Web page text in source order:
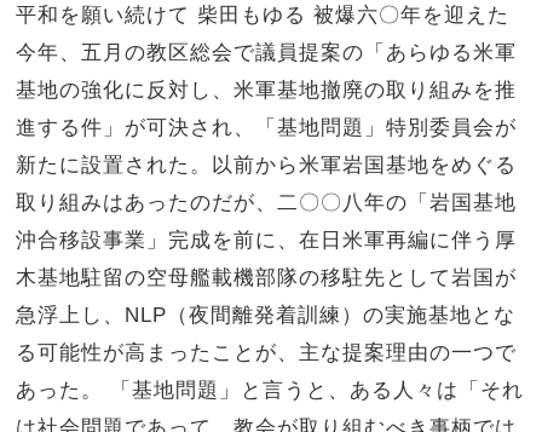
平和を願い続けて 柴田もゆる 被爆六〇年を迎えた
今年、五月の教区総会で議員提案の「あらゆる米軍
基地の強化に反対し、米軍基地撤廃の取り組みを推
進する件」が可決され、「基地問題」特別委員会が
新たに設置された。以前から米軍岩国基地をめぐる
取り組みはあったのだが、二〇〇八年の「岩国基地
沖合移設事業」完成を前に、在日米軍再編に伴う厚
木基地駐留の空母艦載機部隊の移駐先として岩国が
急浮上し、NLP（夜間離発着訓練）の実施基地とな
る可能性が高まったことが、主な提案理由の一つで
あった。 「基地問題」と言うと、ある人々は「それ